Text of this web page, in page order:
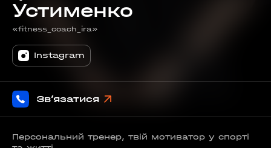
Устименко
«fitness_coach_ira»
Instagram
Зв’язатися
Персональний тренер, твій мотиватор у спорті